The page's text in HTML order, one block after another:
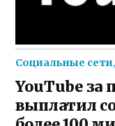
Социальные сети,
YouTube за
выплатил